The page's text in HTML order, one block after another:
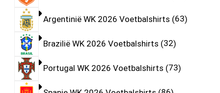
Argentinië WK 2026 Voetbalshirts 63
Brazilië WK 2026 Voetbalshirts 32
Portugal WK 2026 Voetbalshirts 73